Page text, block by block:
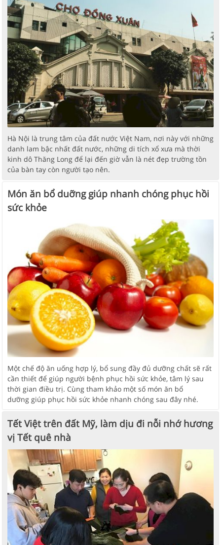
Hà Nội là trung tâm của đất nước Việt Nam, nơi này với những
danh lam bậc nhất đất nước, những di tích xổ xưa mà thời
kinh dô Thăng Long để lại đến giờ vẫn là nét đẹp trường tồn
của bàn tay còn người tạo nên.
Món ăn bổ duỡng giúp nhanh chóng phục hồi
sức khỏe
Một chế độ ăn uống hợp lý, bổ sung đầy đủ dưỡng chất sẽ rất
cần thiết để giúp người bệnh phục hồi sức khỏe, tâm lý sau
thời gian điều trị. Cùng tham khảo một số món ăn bổ
dưỡng giúp phục hồi sức khỏe nhanh chóng sau đây nhé.
Tết Việt trên đất Mỹ, làm dịu đi nỗi nhớ hương
vị Tết quê nhà